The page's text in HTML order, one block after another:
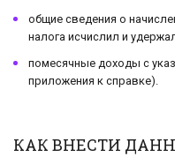
общие сведения о
налога исчислил и
помесячные доходы с
приложения к справке).
КАК ВНЕСТИ